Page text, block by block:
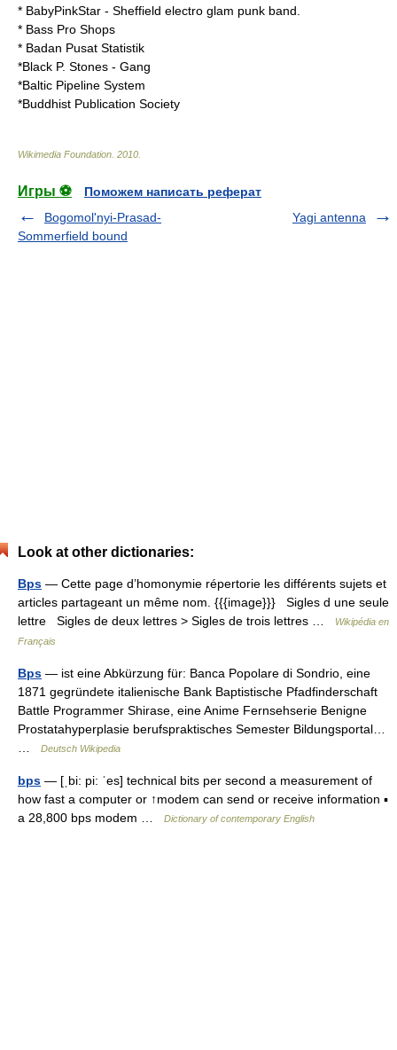
* BabyPinkStar - Sheffield electro glam punk band.
* Bass Pro Shops
* Badan Pusat Statistik
*Black P. Stones - Gang
*Baltic Pipeline System
*Buddhist Publication Society
Wikimedia Foundation 2010
Игры ⚽
Поможем написать реферат
Bogomol'nyi-Prasad-
Sommerfield bound
Yagi antenna
Look at other dictionaries:
Bps — Cette page d’homonymie répertorie les différents sujets et
articles partageant un même nom. {{{image}}} Sigles d une seule
lettre Sigles de deux lettres > Sigles de trois lettres …
Wikipédia en
Français
Bps — ist eine Abkürzung für: Banca Popolare di Sondrio, eine
1871 gegründete italienische Bank Baptistische Pfadfinderschaft
Battle Programmer Shirase, eine Anime Fernsehserie Benigne
Prostatahyperplasie berufspraktisches Semester Bildungsportal…
Deutsch Wikipedia
bps — [ˌbi: pi: ˈes] technical bits per second a measurement of
how fast a computer or ↑modem can send or receive information ▪
a 28,800 bps modem …
Dictionary of contemporary English